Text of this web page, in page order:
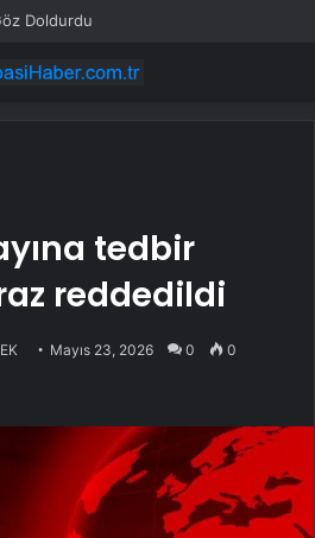
Doldurdu
tedbir
reddedildi
Mayıs 23, 2026 0 0